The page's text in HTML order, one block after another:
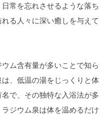
常を忘れさせるような落ち
る人々に深い癒しを与えて
ム含有量が多いことで知ら
、低温の湯をじっくりと体
で、その独特な入浴法が多
ジウム泉は体を温めるだけ